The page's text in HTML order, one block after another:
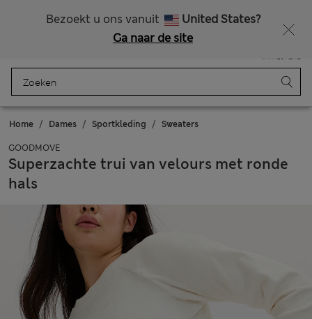
Bezoekt u ons vanuit
United States?
Ga naar de site
Winkelmand
Home Dames Sportkleding Sweaters
GOODMOVE
Superzachte trui van velours met ronde
hals